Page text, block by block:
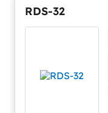
RDS-32